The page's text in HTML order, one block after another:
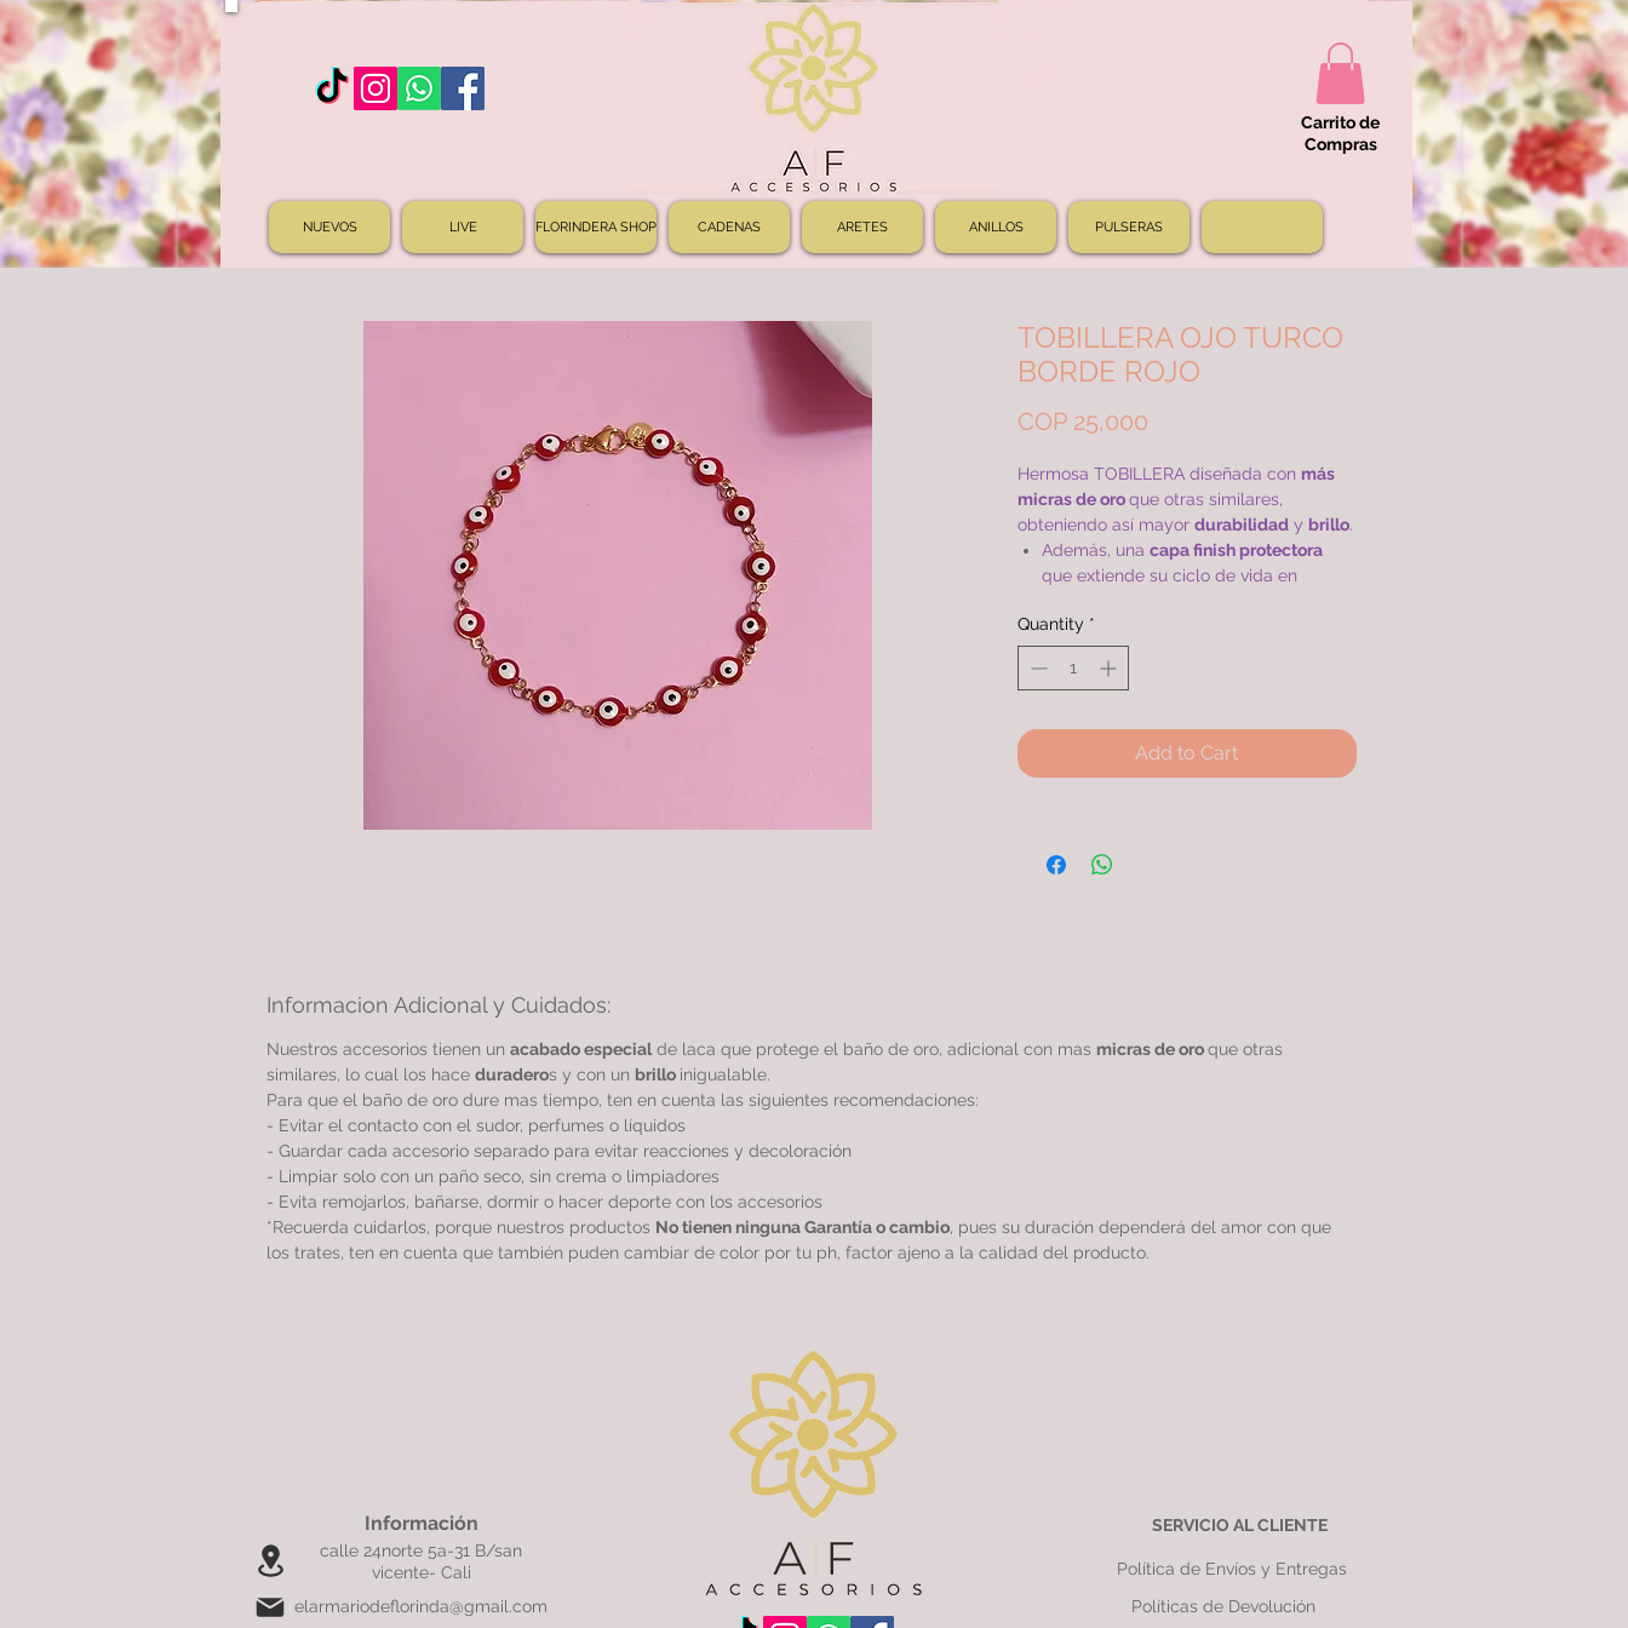
Carrito de
Compras
NUEVOS LIVE FLORINDERA SHOP CADENAS ARETES ANILLOS PULSERAS
TOBILLERA OJO TURCO
BORDE ROJO
COP 25,000Price
Hermosa TOBILLERA diseñada con más
micras de oroque otras similares,
obteniendo así mayor durabilidady brillo.
Además, una capa finish protectora
que extiende su ciclo de vida en
similares.
TOBILLERA de 20cm con doble baño
de oro 24k con más micras, rodinada
Quantity *
Add to Cart
Informacion Adicional y Cuidados:
Nuestros accesorios tienen un acabado especialde laca que protege el baño de oro, adicional con mas micras de oroque otras
similares, lo cual los hace duraderos y con un brillo inigualable.
Para que el baño de oro dure mas tiempo, ten en cuenta las siguientes recomendaciones:
- Evitar el contacto con el sudor, perfumes o líquidos
- Guardar cada accesorio separado para evitar reacciones y decoloración
- Limpiar solo con un paño seco, sin crema o limpiadores
- Evita remojarlos, bañarse, dormir o hacer deporte con los accesorios
*Recuerda cuidarlos, porque nuestros productos No tienen ninguna Garantía o cambio, pues su duración dependerá del amor con que
los trates, ten en cuenta que también puden cambiar de color por tu ph, factor ajeno a la calidad del producto.
Información
calle 24norte 5a-31 B/san
vicente- Cali
elarmariodeflorinda@gmail.com
SERVICIO AL CLIENTE
Política de Envíos y Entregas
Políticas de Devolución